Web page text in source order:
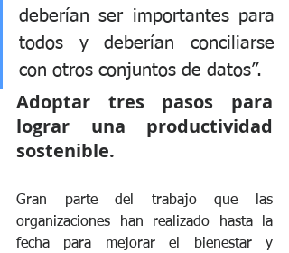
deberían ser importantes para
todos y deberían conciliarse
con otros conjuntos de datos”.
Adoptar tres pasos para
lograr una productividad
sostenible.
Gran parte del trabajo que las
organizaciones han realizado hasta la
fecha para mejorar el bienestar y